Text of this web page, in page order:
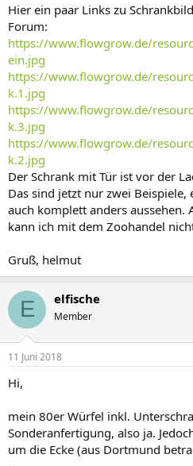
Hier ein paar Links zu
Forum:
https://www.flowgrow.de/
ein.jpg
https://www.flowgrow.de/
k.1.jpg
https://www.flowgrow.de/
k.3.jpg
https://www.flowgrow.de/
k.2.jpg
Der Schrank mit Tür ist vor der
Das sind jetzt nur zwei
auch komplett anders aussehen.
kann ich mit dem Zoohandel
Gruß, helmut
E elfische
Member
11 Juni 2018
Hi,
mein 80er Würfel inkl.
Sonderanfertigung, also ja.
um die Ecke (aus Dortmund